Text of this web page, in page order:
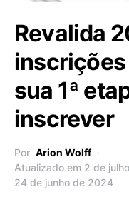
Revalida
sua 1ª
inscrever
Por Arion Wolff
Atualizado em 2 de
24 de junho de 2024